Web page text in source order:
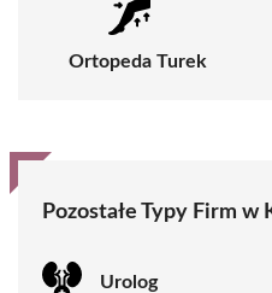
Ortopeda Turek
Pozostałe Typy Firm w
Urolog